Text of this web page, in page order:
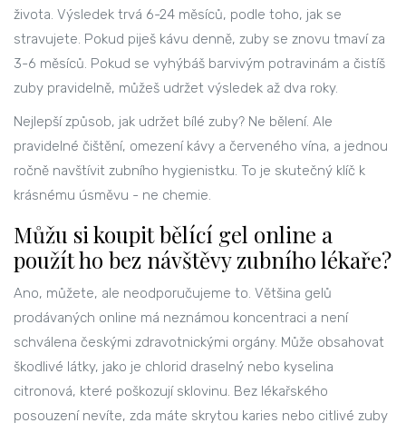
života. Výsledek trvá 6-24 měsíců, podle toho, jak se
stravujete. Pokud piješ kávu denně, zuby se znovu tmaví za
3-6 měsíců. Pokud se vyhýbáš barvivým potravinám a čistíš
zuby pravidelně, můžeš udržet výsledek až dva roky.
Nejlepší způsob, jak udržet bílé zuby? Ne bělení. Ale
pravidelné čištění, omezení kávy a červeného vína, a jednou
ročně navštívit zubního hygienistku. To je skutečný klíč k
krásnému úsměvu - ne chemie.
Můžu si koupit bělící gel online a
použít ho bez návštěvy zubního lékaře?
Ano, můžete, ale neodporučujeme to. Většina gelů
prodávaných online má neznámou koncentraci a není
schválena českými zdravotnickými orgány. Může obsahovat
škodlivé látky, jako je chlorid draselný nebo kyselina
citronová, které poškozují sklovinu. Bez lékařského
posouzení nevíte, zda máte skrytou karies nebo citlivé zuby